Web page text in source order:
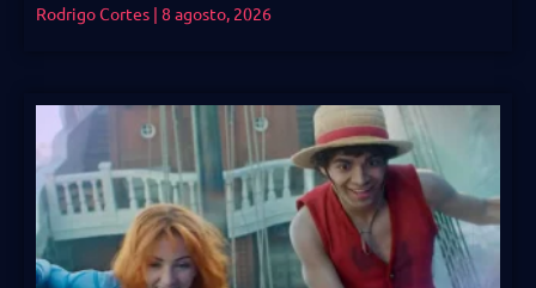
Rodrigo Cortes 8 agosto, 2026